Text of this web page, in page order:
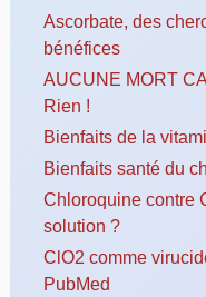
Ascorbate, des
bénéfices
AUCUNE MORT
Rien !
Bienfaits de la
Bienfaits santé du
Chloroquine contre
solution ?
ClO2 comme
PubMed